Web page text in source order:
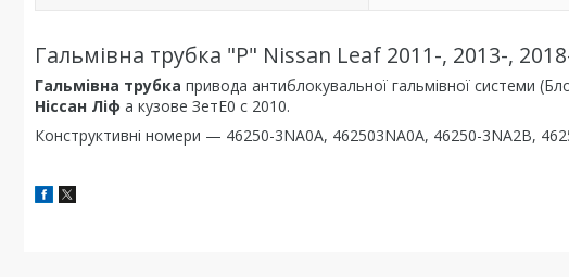
Гальмівна трубка "P" Nissan Leaf 2011-, 2013-,
Гальмівна трубка привода антиблокувальної гальмівної системи
Ніссан Ліф а кузове ЗетЕ0 с 2010.
Конструктивні номери — 46250-3NA0A, 462503NA0A, 46250-3NA2B,